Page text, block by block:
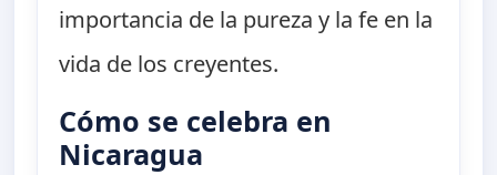
importancia de la pureza y la fe en la
vida de los creyentes.
Cómo se celebra en
Nicaragua